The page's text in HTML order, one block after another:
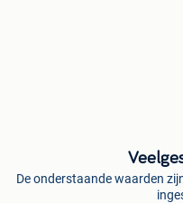
De onderstaande waarden